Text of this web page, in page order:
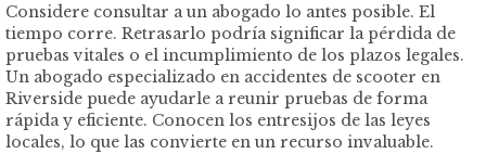
Considere consultar a un abogado lo antes posible. El
tiempo corre. Retrasarlo podría significar la pérdida de
pruebas vitales o el incumplimiento de los plazos legales.
Un abogado especializado en accidentes de scooter en
Riverside puede ayudarle a reunir pruebas de forma
rápida y eficiente. Conocen los entresijos de las leyes
locales, lo que las convierte en un recurso invaluable.